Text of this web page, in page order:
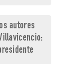
autores